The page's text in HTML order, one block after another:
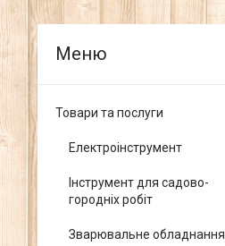
Товари та послуги
Електроінструмент
Інструмент для садово-
городніх робіт
Зварювальне обладнання